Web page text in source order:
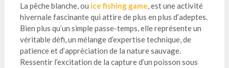
La pêche blanche, ou ice fishing game , est une activité
hivernale fascinante qui attire de plus en plus d’adeptes.
Bien plus qu’un simple passe-temps, elle représente un
véritable défi, un mélange d’expertise technique, de
patience et d’appréciation de la nature sauvage.
Ressentir l’excitation de la capture d’un poisson sous